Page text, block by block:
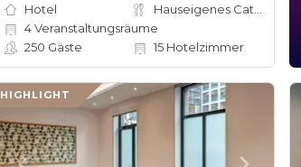
Hotel
4Veranstaltungsräume
250 Gäste 15 Hotelzimmer
HIGHLIGHT